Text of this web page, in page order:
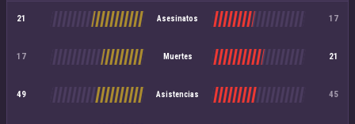
21 Asesinatos 17
17 Muertes 21
49 Asistencias 45